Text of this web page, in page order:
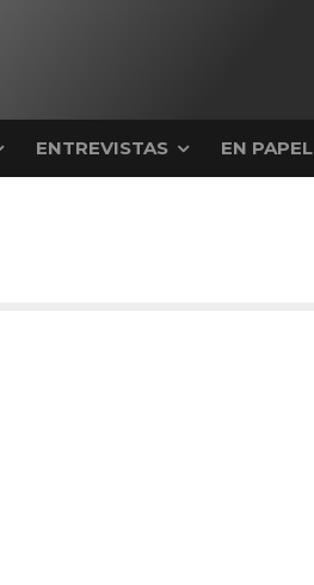
ENTREVISTAS EN PAPEL